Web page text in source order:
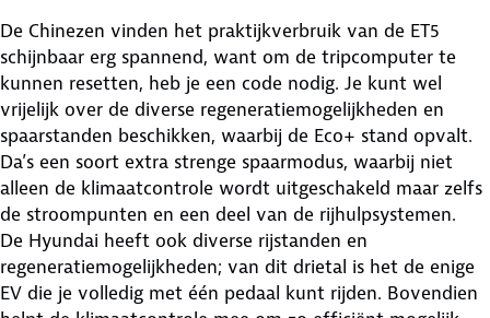
De Chinezen vinden het praktijkverbruik van de ET5
schijnbaar erg spannend, want om de tripcomputer te
kunnen resetten, heb je een code nodig. Je kunt wel
vrijelijk over de diverse regeneratiemogelijkheden en
spaarstanden beschikken, waarbij de Eco+ stand opvalt.
Da’s een soort extra strenge spaarmodus, waarbij niet
alleen de klimaatcontrole wordt uitgeschakeld maar zelfs
de stroompunten en een deel van de rijhulpsystemen.
De Hyundai heeft ook diverse rijstanden en
regeneratiemogelijkheden; van dit drietal is het de enige
EV die je volledig met één pedaal kunt rijden. Bovendien